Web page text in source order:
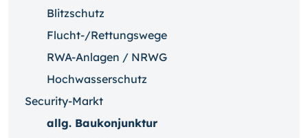
Blitzschutz
Flucht-/Rettungswege
RWA-Anlagen / NRWG
Hochwasserschutz
Security-Markt
allg. Baukonjunktur